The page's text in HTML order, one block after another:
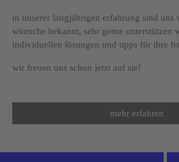
in unserer langjährigen erfahrung sind uns
wünsche bekannt, sehr gerne unterstützen
individuellen lösungen und tipps für ihre
wir freuen uns schon jetzt auf sie!
mehr erfahren